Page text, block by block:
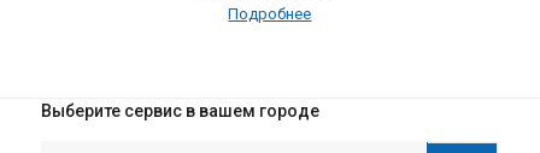
Подробнее
Выберите сервис в вашем городе